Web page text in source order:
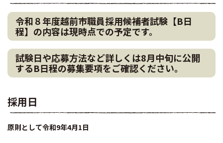
令和８年度越前市職員採用候補者試験【B日
程】の内容は現時点での予定です。
試験日や応募方法など詳しくは8月中旬に公開
するB日程の募集要項をご確認ください。
採用日
原則として令和9年4月1日